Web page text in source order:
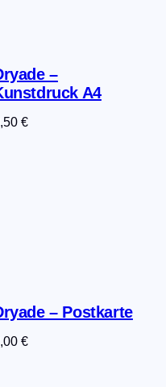
–
A4
€
– Postkarte
€